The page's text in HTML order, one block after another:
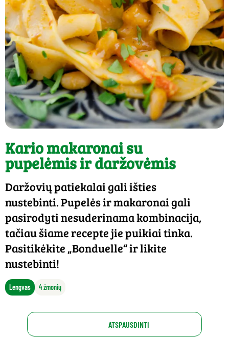
Kario makaronai su
pupelėmis ir daržovėmis
Daržovių patiekalai gali išties
nustebinti. Pupelės ir makaronai gali
pasirodyti nesuderinama kombinacija,
tačiau šiame recepte jie puikiai tinka.
Pasitikėkite „Bonduelle“ ir likite
nustebinti!
Lengvas 4 žmonių
ATSPAUSDINTI